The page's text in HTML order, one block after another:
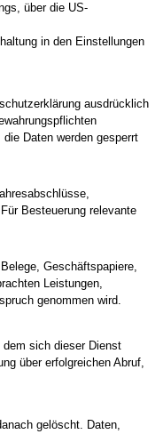
über die US-
in den Einstellungen
ausdrücklich
Daten werden gesperrt
Besteuerung relevante
Geschäftspapiere,
Leistungen,
genommen wird.
sich dieser Dienst
über erfolgreichen Abruf,
gelöscht. Daten,